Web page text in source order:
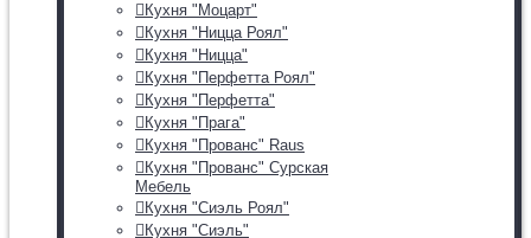
Кухня "Моцарт"
Кухня "Ницца Роял"
Кухня "Ницца"
Кухня "Перфетта Роял"
Кухня "Перфетта"
Кухня "Прага"
Кухня "Прованс" Raus
Кухня "Прованс" Сурская
Мебель
Кухня "Сиэль Роял"
Кухня "Сиэль"